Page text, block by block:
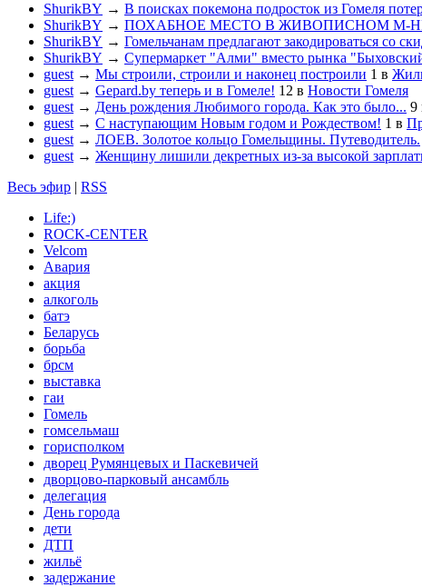
ShurikBY → В поисках покемона подросток из Гомеля
ShurikBY → ПОХАБНОЕ МЕСТО В ЖИВОПИСНОМ М-
ShurikBY → Гомельчанам предлагают закодироваться со
ShurikBY → Супермаркет "Алми" вместо рынка
guest → Мы строили, строили и наконец построили 1 в
guest → Gepard.by теперь и в Гомеле! 12 в Новости Гомеля
guest → День рождения Любимого города. Как это было... 9
guest → С наступающим Новым годом и Рождеством! 1 в
guest → ЛОЕВ. Золотое кольцо Гомельщины. Путеводитель.
guest → Женщину лишили декретных из-за высокой
Весь эфир | RSS
Life:)
ROCK-CENTER
Velcom
Авария
акция
алкоголь
батэ
Беларусь
борьба
брсм
выставка
гаи
Гомель
гомсельмаш
горисполком
дворец Румянцевых и Паскевичей
дворцово-парковый ансамбль
делегация
День города
дети
ДТП
жильё
задержание